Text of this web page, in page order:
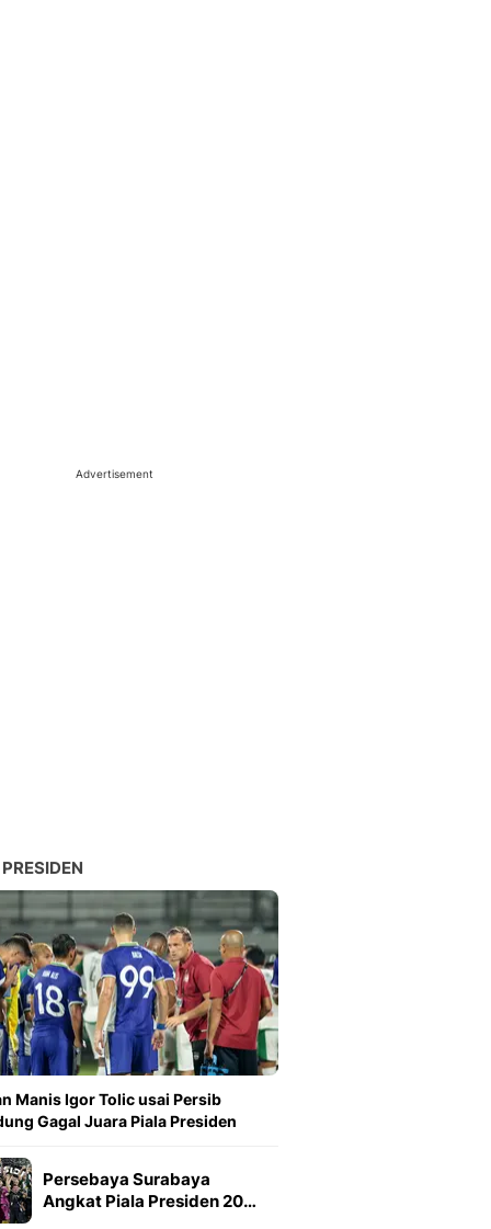
Advertisement
Manis Igor Tolic usai Persib
Gagal Juara Piala Presiden
Persebaya Surabaya
Angkat Piala Presiden 20…